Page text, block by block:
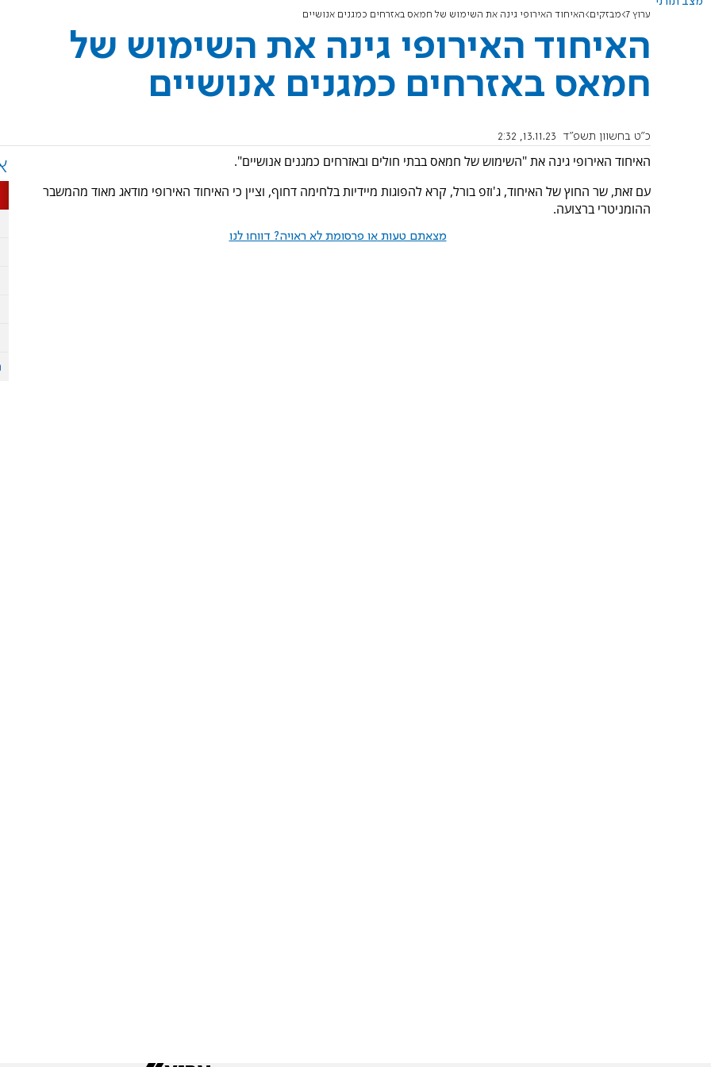
ערוץ 7 מבזקים האיחוד האירופי גינה את השימוש של חמאס באזרחים כמגנים אנושיים
האיחוד האירופי גינה את השימוש של
חמאס באזרחים כמגנים אנושיים
כ"ט בחשוון תשפ"ד 13.11.23, 2:32
האיחוד האירופי גינה את "השימוש של חמאס בבתי חולים ובאזרחים כמגנים אנושיים".
עם זאת, שר החוץ של האיחוד, ג'וזפ בורל, קרא להפוגות מיידיות בלחימה דחוף, וציין כי האיחוד האירופי מודאג מאוד מהמשבר
ההומניטרי ברצועה.
מצאתם טעות או פרסומת לא ראויה? דווחו לנו